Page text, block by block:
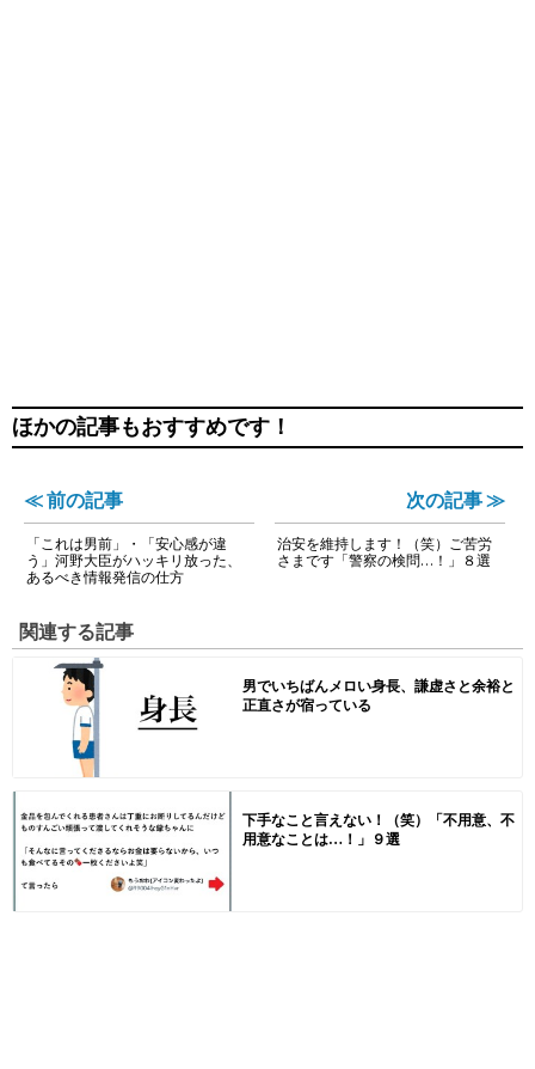
ほかの記事もおすすめです！
≪ 前の記事
「これは男前」・「安心感が違
う」河野大臣がハッキリ放った、
あるべき情報発信の仕方
次の記事 ≫
治安を維持します！（笑）ご苦労
さまです「警察の検問…！」８選
関連する記事
男でいちばんメロい身長、謙虚さと余裕と
正直さが宿っている
下手なこと言えない！（笑）「不用意、不
用意なことは…！」９選